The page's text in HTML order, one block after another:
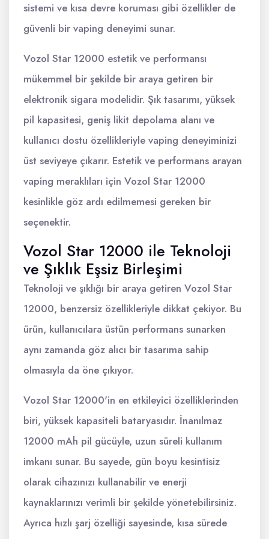
sistemi ve kısa devre koruması gibi özellikler de
güvenli bir vaping deneyimi sunar.
Vozol Star 12000 estetik ve performansı
mükemmel bir şekilde bir araya getiren bir
elektronik sigara modelidir. Şık tasarımı, yüksek
pil kapasitesi, geniş likit depolama alanı ve
kullanıcı dostu özellikleriyle vaping deneyiminizi
üst seviyeye çıkarır. Estetik ve performans arayan
vaping meraklıları için Vozol Star 12000
kesinlikle göz ardı edilmemesi gereken bir
seçenektir.
Vozol Star 12000 ile Teknoloji
ve Şıklık Eşsiz Birleşimi
Teknoloji ve şıklığı bir araya getiren Vozol Star
12000, benzersiz özellikleriyle dikkat çekiyor. Bu
ürün, kullanıcılara üstün performans sunarken
aynı zamanda göz alıcı bir tasarıma sahip
olmasıyla da öne çıkıyor.
Vozol Star 12000'in en etkileyici özelliklerinden
biri, yüksek kapasiteli bataryasıdır. İnanılmaz
12000 mAh pil gücüyle, uzun süreli kullanım
imkanı sunar. Bu sayede, gün boyu kesintisiz
olarak cihazınızı kullanabilir ve enerji
kaynaklarınızı verimli bir şekilde yönetebilirsiniz.
Ayrıca hızlı şarj özelliği sayesinde, kısa sürede